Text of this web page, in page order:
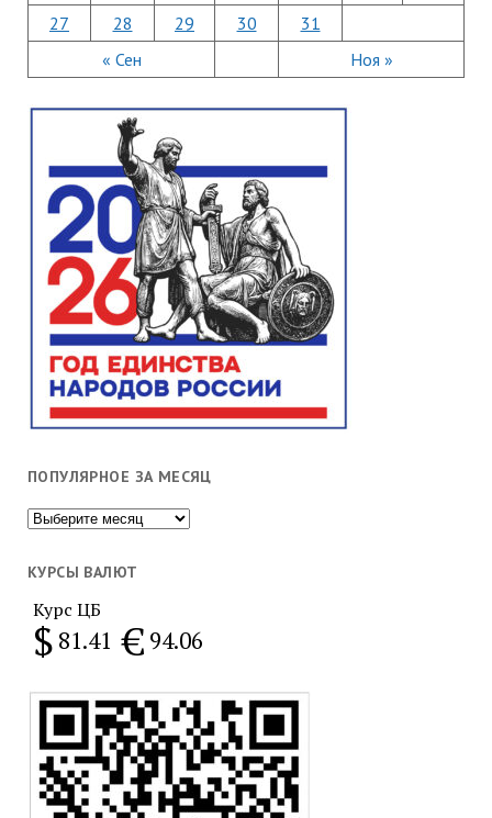
« Сен Ноя »
27
28 29 30 31
ПОПУЛЯРНОЕ ЗА МЕСЯЦ
Популярное
месяц
КУРСЫ ВАЛЮТ
Курс ЦБ
$ 81.41 € 94.06